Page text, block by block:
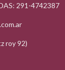
291-4742387
roy 92)